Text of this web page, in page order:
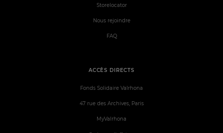
ACCÈS DIRECTS
Fonds Solidaire Valrhona
47 rue des Archives, Paris
MyValrhona
Storelocator
Nous rejoindre
FAQ